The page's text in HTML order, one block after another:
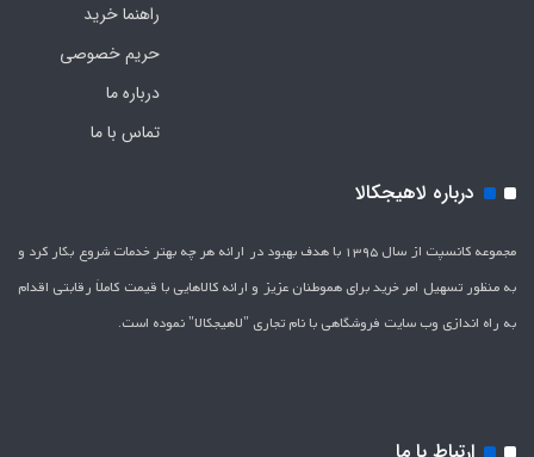
راهنما خرید
حریم خصوصی
درباره ما
تماس با ما
درباره لاهیجکالا
مجموعه کانسپت از سال 1395 با هدف بهبود در ارائه هر چه بهتر خدمات شروع بکار کرد و
به منظور تسهیل امر خرید برای هموطنان عزیز و ارائه کالاهایی با قیمت کاملاَ رقابتی اقدام
به راه اندازی وب سایت فروشگاهی با نام تجاری "لاهیج­کالا" نموده است.